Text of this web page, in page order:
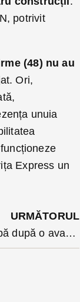
potrivit
(48) nu au
Ori,
unuia
Express un
URMĂTORUL
Patru străzi din Bistrița au rămas fără apă după o avarie la rețea